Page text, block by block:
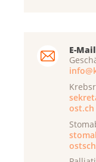
E-Mail
ost.ch